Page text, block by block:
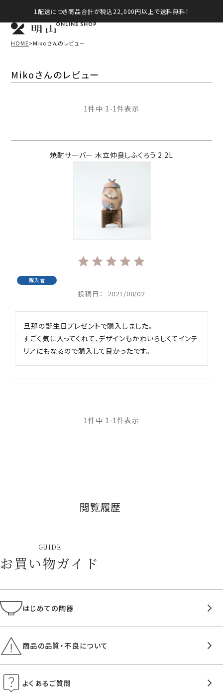
1配送につき商品合計が税込22,000円以上で送料無料！
ONLINE SHOP
HOME Mikoさんのレビュー
Mikoさんのレビュー
1件中 1 -1件表示
焼酎サーバー 木立仲良しふくろう 2.2L
購入者
投稿日 2021/08/02
旦那の誕生日プレゼントで購入しました。
すごく気に入ってくれて、デザインもかわいらしくてインテ
リアにもなるので購入して良かったです。
1件中 1 -1件表示
閲覧履歴
GUIDE
お買い物ガイド
はじめての陶器
商品の品質・不良について
よくあるご質問